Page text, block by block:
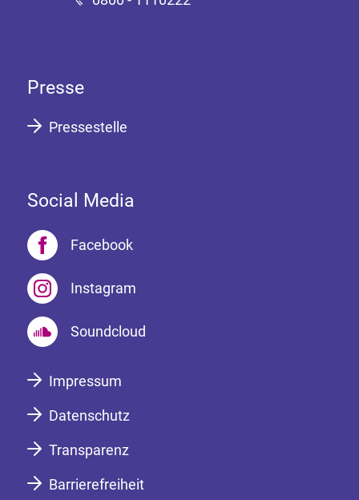
Presse
Pressestelle
Social Media
Facebook
Instagram
Soundcloud
Impressum
Datenschutz
Transparenz
Barrierefreiheit